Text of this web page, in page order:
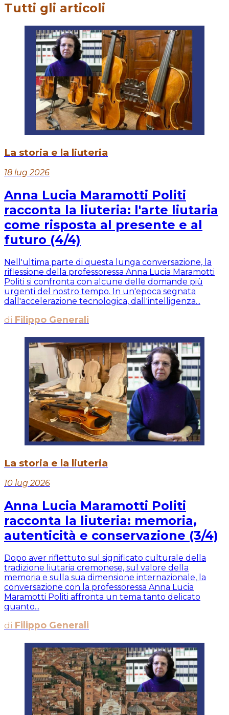
Tutti gli articoli
La storia e la liuteria
18 lug 2026
Anna Lucia Maramotti Politi
racconta la liuteria: l'arte liutaria
come risposta al presente e al
futuro (4/4)
Nell'ultima parte di questa lunga conversazione, la
riflessione della professoressa Anna Lucia Maramotti
Politi si confronta con alcune delle domande più
urgenti del nostro tempo. In un'epoca segnata
dall'accelerazione tecnologica, dall'intelligenza...
di Filippo Generali
La storia e la liuteria
10 lug 2026
Anna Lucia Maramotti Politi
racconta la liuteria: memoria,
autenticità e conservazione (3/4)
Dopo aver riflettuto sul significato culturale della
tradizione liutaria cremonese, sul valore della
memoria e sulla sua dimensione internazionale, la
conversazione con la professoressa Anna Lucia
Maramotti Politi affronta un tema tanto delicato
quanto...
di Filippo Generali